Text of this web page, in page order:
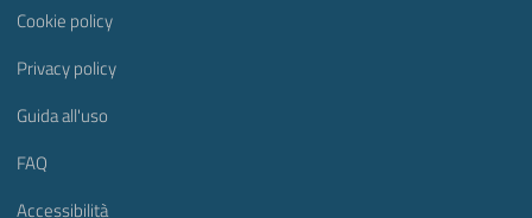
Sezione Link Utili
Cookie policy
Privacy policy
Guida all'uso
FAQ
Accessibilità